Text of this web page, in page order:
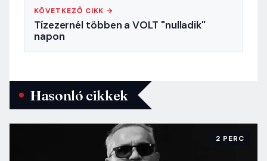
KÖVETKEZŐ CIKK →
Tízezernél többen a VOLT "nulladik"
napon
Hasonló cikkek
2 PERC